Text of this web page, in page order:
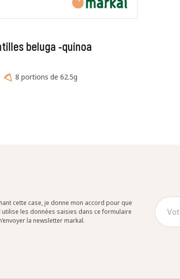
beluga -quinoa
8 portions de 62.5g
cette case, je donne mon accord pour que
utilise les données saisies dans ce formulaire
la newsletter markal.